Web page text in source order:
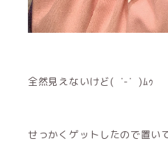
全然見えないけど( ˙-˙ )ﾑｩ
せっかくゲットしたので置い